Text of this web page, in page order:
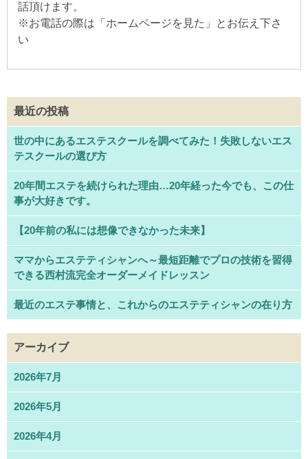
話頂けます。
※お電話の際は「ホームページを見た」とお伝え下さ
い
最近の投稿
世の中にあるエステスクールを調べてみた！失敗しないエス
テスクールの選び方
20年間エステを続けられた理由…20年経った今でも、この仕
事が大好きです。
【20年前の私には想像できなかった未来】
ママからエステティシャンへ～最短距離でプロの技術を習得
できる西村流完全オーダーメイドレッスン
最近のエステ事情と、これからのエステティシャンの在り方
アーカイブ
2026年7月
2026年5月
2026年4月